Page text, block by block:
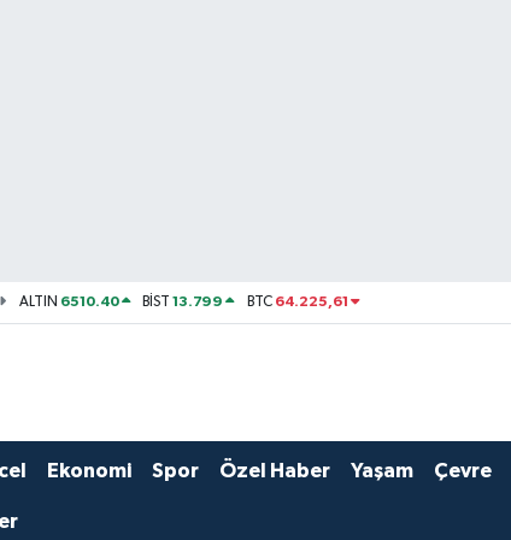
ALTIN 6510.40 BİST13.799 BTC 64.225,61
Ekonomi Spor Özel Haber Yaşam Çevre